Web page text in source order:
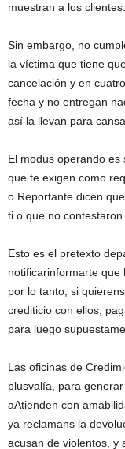
muestran a los clientes.
Sin embargo, no
la víctima que tiene
cancelación y en
fecha y no entregan
así la llevan para
El modus operando
que te exigen como
o Reportante dicen
ti o que no contestaron.
Esto es el pretexto
notificarinformarte que
por lo tanto, si
crediticio con ellos,
para luego
Las oficinas de
plusvalía, para
aAtienden con
ya reclamans la
acusan de violentos, y